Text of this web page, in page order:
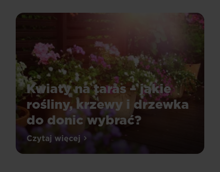
Kwiaty na taras – jakie
rośliny, krzewy i drzewka
do donic wybrać?
Wybór
roślin
na
Czytaj więcejKwiaty na taras – jakie rośliny, krzewy i